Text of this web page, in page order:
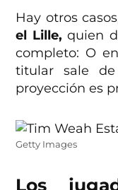
Hay otros
el Lille, quien
completo: O
titular sale
proyección es
Getty Images
Los